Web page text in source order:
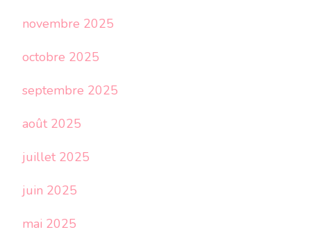
novembre 2025
octobre 2025
septembre 2025
août 2025
juillet 2025
juin 2025
mai 2025